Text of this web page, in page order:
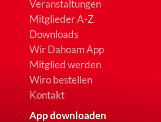
Veranstaltungen
Mitglieder A-Z
Downloads
Wir Dahoam App
Mitglied werden
Wiro bestellen
Kontakt
App downloaden